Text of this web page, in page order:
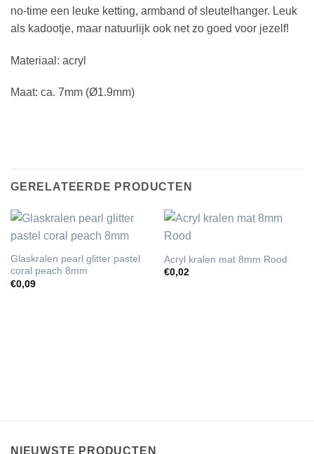
no-time een leuke ketting, armband of sleutelhanger. Leuk
als kadootje, maar natuurlijk ook net zo goed voor jezelf!
Materiaal: acryl
Maat: ca. 7mm (Ø1.9mm)
GERELATEERDE PRODUCTEN
Glaskralen pearl glitter pastel
coral peach 8mm
€0,09
Acryl kralen mat 8mm Rood
€0,02
NIEUWSTE PRODUCTEN